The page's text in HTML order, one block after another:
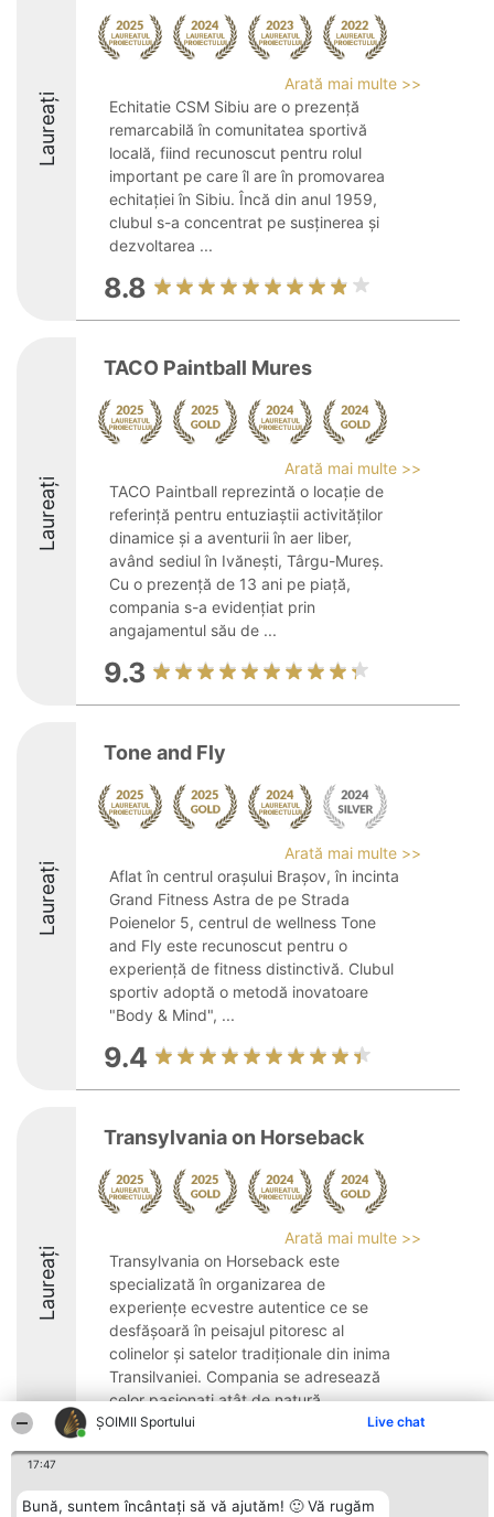
ȘOIMII Sportului Live chat
17:47
Bună, suntem încântați să vă ajutăm! 🙂 Vă rugăm
Laureați
Arată mai multe >>
Echitatie CSM Sibiu are o prezență
remarcabilă în comunitatea sportivă
locală, fiind recunoscut pentru rolul
important pe care îl are în promovarea
echitației în Sibiu. Încă din anul 1959,
clubul s-a concentrat pe susținerea și
dezvoltarea ...
8.8
Laureați
TACO Paintball Mures
Arată mai multe >>
TACO Paintball reprezintă o locație de
referință pentru entuziaștii activităților
dinamice și a aventurii în aer liber,
având sediul în Ivănești, Târgu-Mureș.
Cu o prezență de 13 ani pe piață,
compania s-a evidențiat prin
angajamentul său de ...
9.3
Laureați
Tone and Fly
Arată mai multe >>
Aflat în centrul orașului Brașov, în incinta
Grand Fitness Astra de pe Strada
Poienelor 5, centrul de wellness Tone
and Fly este recunoscut pentru o
experiență de fitness distinctivă. Clubul
sportiv adoptă o metodă inovatoare
"Body & Mind", ...
9.4
Laureați
Transylvania on Horseback
Arată mai multe >>
Transylvania on Horseback este
specializată în organizarea de
experiențe ecvestre autentice ce se
desfășoară în peisajul pitoresc al
colinelor și satelor tradiționale din inima
Transilvaniei. Compania se adresează
celor pasionați atât de natură, ...
9.2